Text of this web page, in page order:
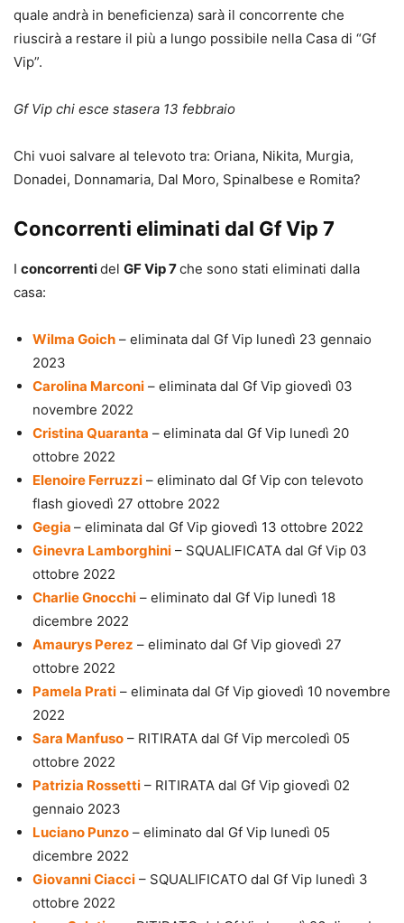
quale andrà in beneficienza) sarà il concorrente che
riuscirà a restare il più a lungo possibile nella Casa di “Gf
Vip”.
Gf Vip chi esce stasera 13 febbraio
Chi vuoi salvare al televoto tra: Oriana, Nikita, Murgia,
Donadei, Donnamaria, Dal Moro, Spinalbese e Romita?
Concorrenti eliminati dal Gf Vip 7
I concorrentidel GF Vip 7che sono stati eliminati dalla
casa:
Wilma Goich – eliminata dal Gf Vip lunedì 23 gennaio
2023
Carolina Marconi – eliminata dal Gf Vip giovedì 03
novembre 2022
Cristina Quaranta – eliminata dal Gf Vip lunedì 20
ottobre 2022
Elenoire Ferruzzi – eliminato dal Gf Vip con televoto
flash giovedì 27 ottobre 2022
Gegia – eliminata dal Gf Vip giovedì 13 ottobre 2022
Ginevra Lamborghini – SQUALIFICATA dal Gf Vip 03
ottobre 2022
Charlie Gnocchi – eliminato dal Gf Vip lunedì 18
dicembre 2022
Amaurys Perez – eliminato dal Gf Vip giovedì 27
ottobre 2022
Pamela Prati – eliminata dal Gf Vip giovedì 10 novembre
2022
Sara Manfuso – RITIRATA dal Gf Vip mercoledì 05
ottobre 2022
Patrizia Rossetti – RITIRATA dal Gf Vip giovedì 02
gennaio 2023
Luciano Punzo – eliminato dal Gf Vip lunedì 05
dicembre 2022
Giovanni Ciacci – SQUALIFICATO dal Gf Vip lunedì 3
ottobre 2022